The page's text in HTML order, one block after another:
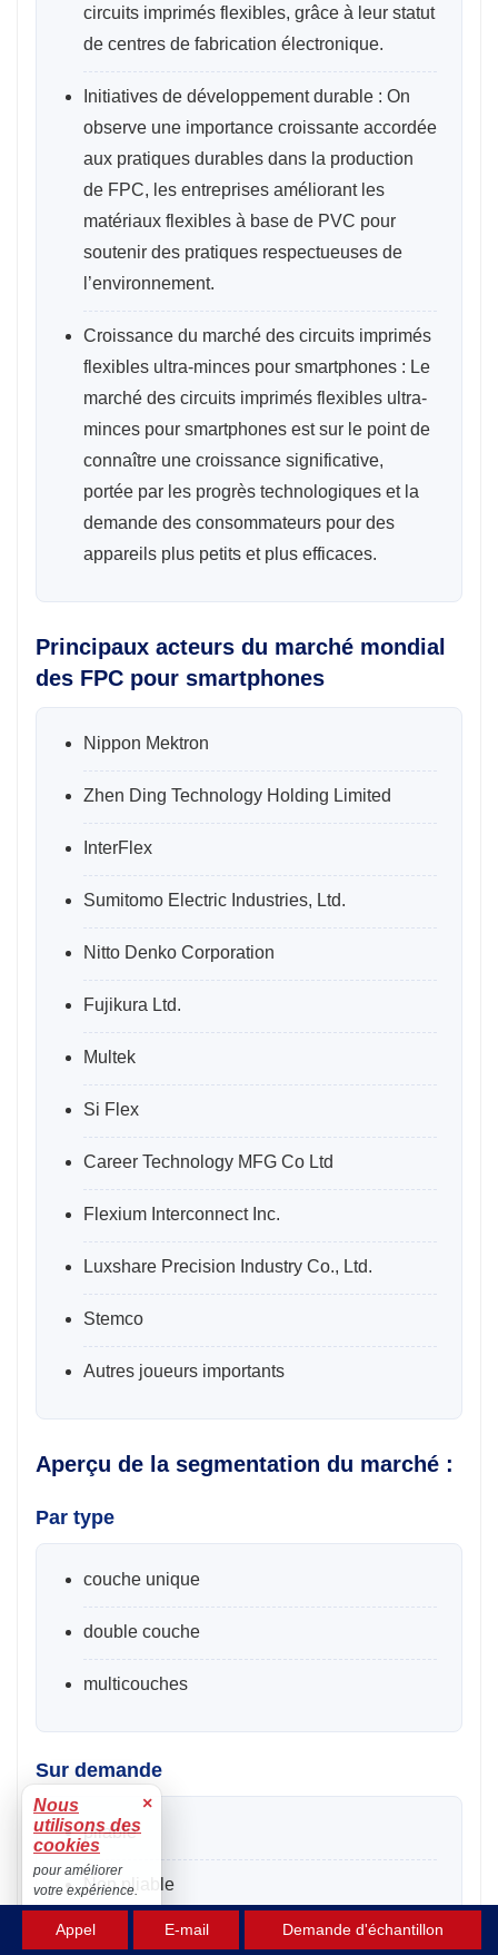
circuits imprimés flexibles, grâce à leur statut
de centres de fabrication électronique.
Initiatives de développement durable : On
observe une importance croissante accordée
aux pratiques durables dans la production
de FPC, les entreprises améliorant les
matériaux flexibles à base de PVC pour
soutenir des pratiques respectueuses de
l’environnement.
Croissance du marché des circuits imprimés
flexibles ultra-minces pour smartphones : Le
marché des circuits imprimés flexibles ultra-
minces pour smartphones est sur le point de
connaître une croissance significative,
portée par les progrès technologiques et la
demande des consommateurs pour des
appareils plus petits et plus efficaces.
Principaux acteurs du marché mondial
des FPC pour smartphones
Nippon Mektron
Zhen Ding Technology Holding Limited
InterFlex
Sumitomo Electric Industries, Ltd.
Nitto Denko Corporation
Fujikura Ltd.
Multek
Si Flex
Career Technology MFG Co Ltd
Flexium Interconnect Inc.
Luxshare Precision Industry Co., Ltd.
Stemco
Autres joueurs importants
Aperçu de la segmentation du marché :
Par type
couche unique
double couche
multicouches
Sur demande
pliable
Non pliable
Appel E-mail Demande d'échantillon
Nous
utilisons des
cookies
×
pour améliorer
votre expérience.